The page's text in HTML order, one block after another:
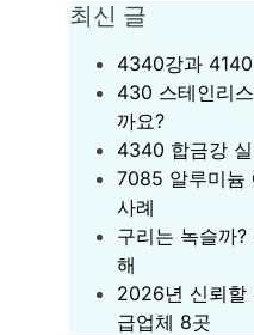
최신 글
4340강과
430 스테인리
까요?
‌4340 합금강
7085 알루미늄
사례
구리는 녹슬까
해
2026년 신뢰할
급업체 8곳